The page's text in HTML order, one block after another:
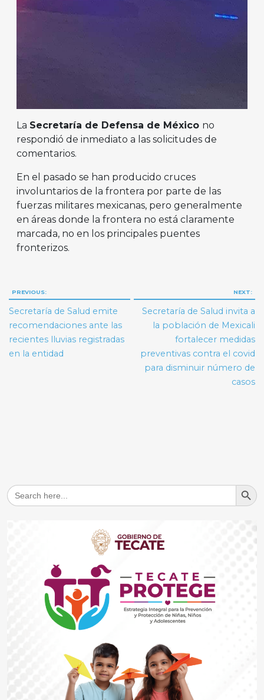
La Secretaría de Defensa de México no
respondió de inmediato a las solicitudes de
comentarios.
En el pasado se han producido cruces
involuntarios de la frontera por parte de las
fuerzas militares mexicanas, pero generalmente
en áreas donde la frontera no está claramente
marcada, no en los principales puentes
fronterizos.
Navegación
de
entradas
PREVIOUS:
Secretaría de Salud emite
recomendaciones ante las
recientes lluvias registradas
en la entidad
NEXT:
Secretaría de Salud invita a
la población de Mexicali
fortalecer medidas
preventivas contra el covid
para disminuir número de
casos
Search
for:
Search